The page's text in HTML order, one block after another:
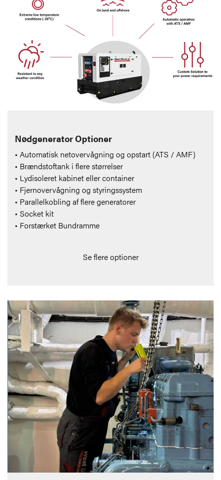
Nødgenerator Optioner
• Automatisk netovervågning og opstart (ATS / AMF)
• Brændstoftank i flere størrelser
• Lydisoleret kabinet eller container
• Fjernovervågning og styringssystem
• Parallelkobling af flere generatorer
• Socket kit
• Forstærket Bundramme
Se flere optioner